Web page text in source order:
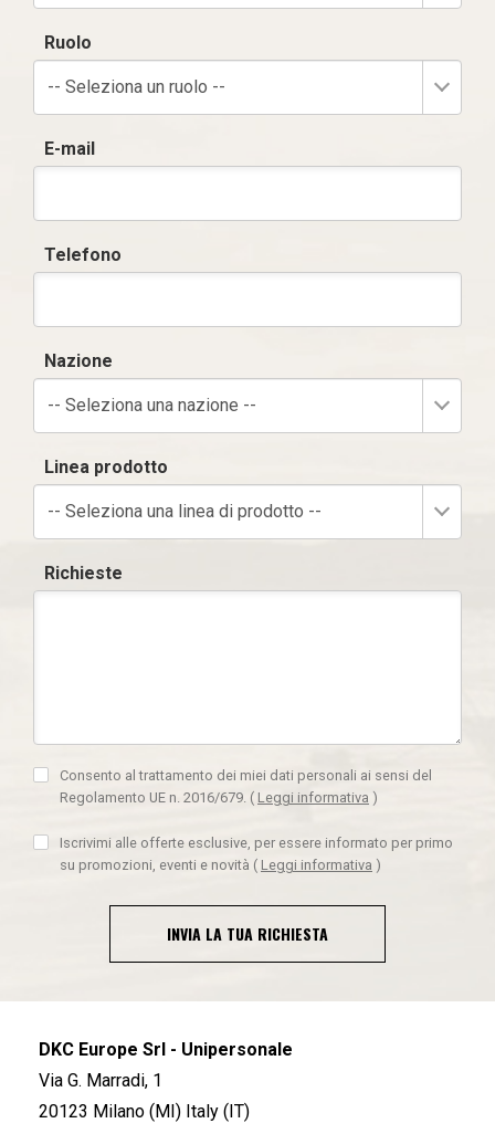
Ruolo
-- Seleziona un ruolo --
E-mail
Telefono
Nazione
-- Seleziona una nazione --
Linea prodotto
-- Seleziona una linea di prodotto --
Richieste
Consento al trattamento dei miei dati personali ai sensi del
Regolamento UE n. 2016/679. ( Leggi informativa )
Iscrivimi alle offerte esclusive, per essere informato per primo
su promozioni, eventi e novità ( Leggi informativa )
INVIA LA TUA RICHIESTA
DKC Europe Srl - Unipersonale
Via G. Marradi, 1
20123 Milano (MI) Italy (IT)